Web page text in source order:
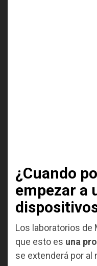
¿Cuando
empezar a
Los laboratorios de
que esto es una
se extenderá por al